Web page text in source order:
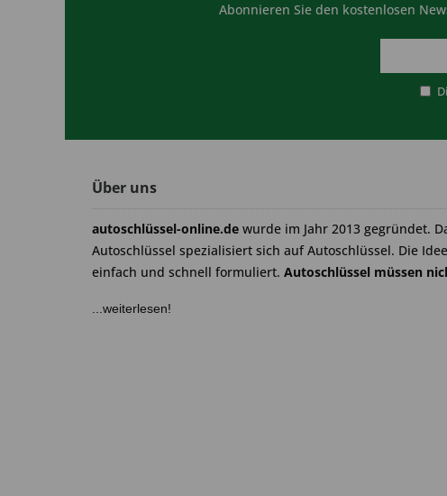
Abonnieren Sie den kostenlosen
Über uns
autoschlüssel-online.de wurde im Jahr 2013 gegründet.
Autoschlüssel spezialisiert sich auf Autoschlüssel. Die
einfach und schnell formuliert. Autoschlüssel müssen
...weiterlesen!